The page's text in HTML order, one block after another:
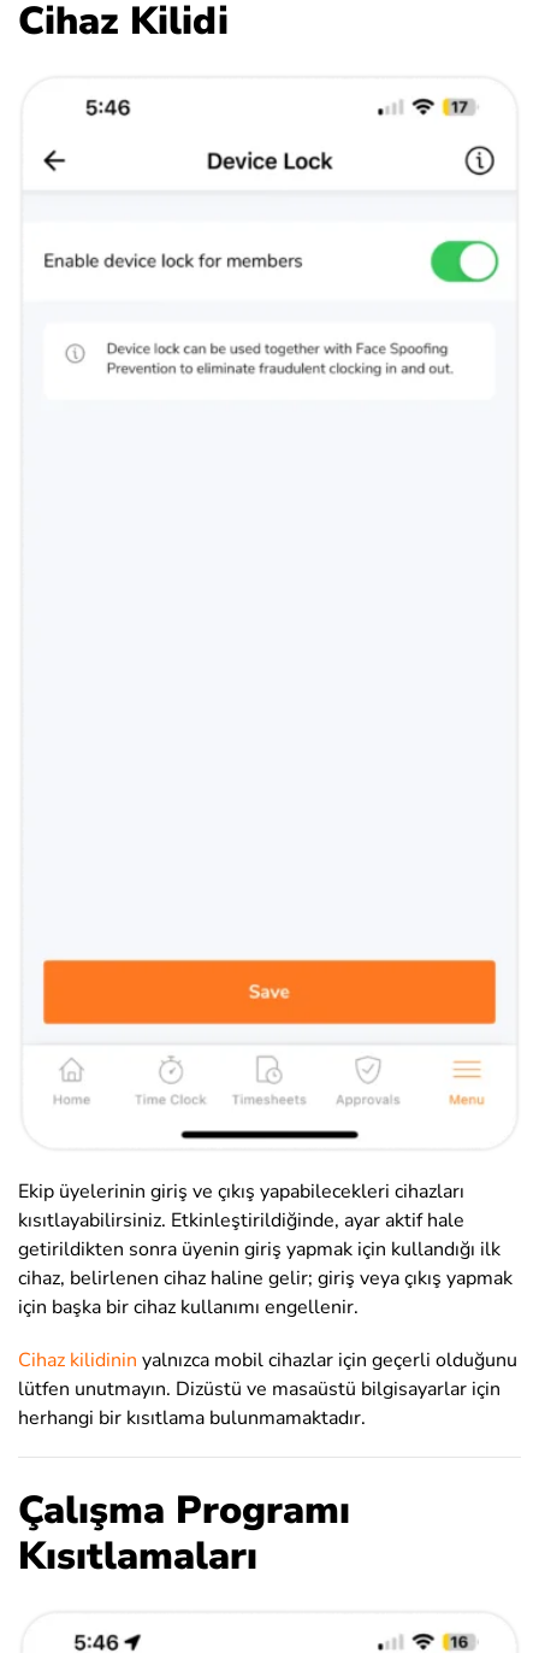
Cihaz Kilidi
Ekip üyelerinin giriş ve çıkış yapabilecekleri cihazları
kısıtlayabilirsiniz. Etkinleştirildiğinde, ayar aktif hale
getirildikten sonra üyenin giriş yapmak için kullandığı ilk
cihaz, belirlenen cihaz haline gelir; giriş veya çıkış yapmak
için başka bir cihaz kullanımı engellenir.
Cihaz kilidinin yalnızca mobil cihazlar için geçerli olduğunu
lütfen unutmayın. Dizüstü ve masaüstü bilgisayarlar için
herhangi bir kısıtlama bulunmamaktadır.
Çalışma Programı
Kısıtlamaları